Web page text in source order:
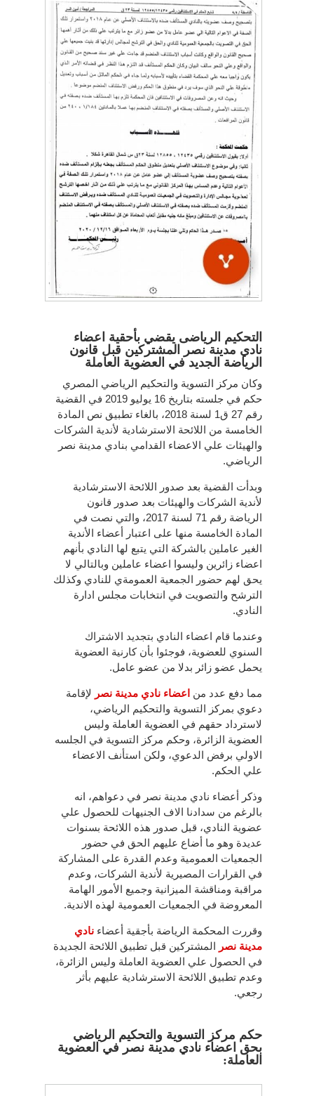
التحكيم الرياضى يقضي بأحقية اعضاء
نادي مدينة نصر المشتركين قبل قانون
الرياضة الجديد في العضوية العاملة
وكان مركز التسوية والتحكيم الرياضي المصري
حكم في جلسته بتاريخ 16 يوليو 2019 في القضية
رقم 27 ق1 لسنة 2018، بالغاء تطبيق نص المادة
الخامسة من اللائحة الاسترشادية لأندية الشركات
والهيئات علي الاعضاء القدامي بنادي مدينة نصر
الرياضي.
وبدأت القضية بعد صدور اللائحة الاسترشادية
لأندية الشركات والهيئات بعد صدور قانون
الرياضة رقم 71 لسنة 2017، والتي نصت في
المادة الخامسة منها على اعتبار أعضاء الأندية
الغير عاملين بالشركة التي يتبع لها النادي بأنهم
اعضاء زائرين وليسوا اعضاء عاملين وبالتالي لا
يحق لهم حضور الجمعية العمومةي للنادي وكذلك
الترشح والتصويت في انتخابات مجلس ادارة
النادي.
وعندما قام اعضاء النادي بتجديد الاشتراك
السنوي للعضوية، فوجئوا بأن كارنية العضوية
يحمل عضو زائر بدلا من عضو عامل.
مما دفع عدد من اعضاء نادي مدينة نصر لإقامة
دعوي بمركز التسوية والتحكيم الرياضي،
لاسترداد حقهم في العضوية العاملة وليس
العضوية الزائرة، وحكم مركز التسوية في الجلسه
الاولي برفض الدعوي، ولكن استأنف الاعضاء
علي الحكم.
وذكر أعضاء نادي مدينة نصر في دعواهم، انه
بالرغم من سدادنا الاف الجنيهات للحصول علي
عضوية النادي، قبل صدور هذه اللائحة بسنوات
عديدة وهو ما أضاع عليهم الحق في حضور
الجمعيات العمومية وعدم القدرة على المشاركة
في القرارات المصيرية لأندية الشركات، وعدم
مراقبة ومناقشة الميزانية وجميع الأمور الهامة
المعروضة في الجمعيات العمومية لهذه الاندية.
وقررت المحكمة الرياضة بأجقية أعضاء نادي
مدينة نصر المشتركين قبل تطبيق اللائحة الجديدة
في الحصول علي العضوية العاملة وليس الزائرة،
وعدم تطبيق اللائحة الاسترشادية عليهم بأثر
رجعي.
حكم مركز التسوية والتحكيم الرياضي
بحق اعضاء نادي مدينة نصر في العضوية
العاملة: